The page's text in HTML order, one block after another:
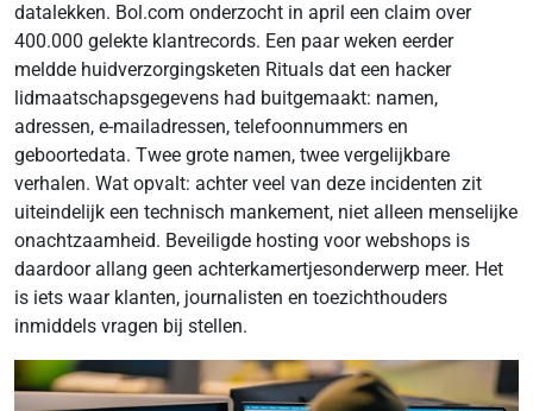
datalekken. Bol.com onderzocht in april een claim over
400.000 gelekte klantrecords. Een paar weken eerder
meldde huidverzorgingsketen Rituals dat een hacker
lidmaatschapsgegevens had buitgemaakt: namen,
adressen, e-mailadressen, telefoonnummers en
geboortedata. Twee grote namen, twee vergelijkbare
verhalen. Wat opvalt: achter veel van deze incidenten zit
uiteindelijk een technisch mankement, niet alleen menselijke
onachtzaamheid. Beveiligde hosting voor webshops is
daardoor allang geen achterkamertjesonderwerp meer. Het
is iets waar klanten, journalisten en toezichthouders
inmiddels vragen bij stellen.